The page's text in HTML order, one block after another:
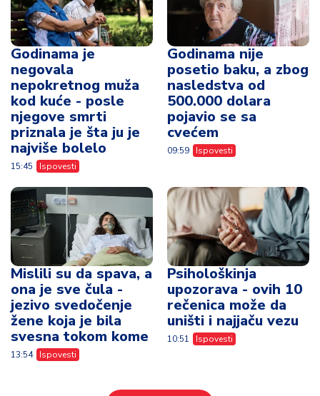
Godinama je
negovala
nepokretnog muža
kod kuće - posle
njegove smrti
priznala je šta ju je
najviše bolelo
15:45 Ispovesti
Godinama nije
posetio baku, a zbog
nasledstva od
500.000 dolara
pojavio se sa
cvećem
09:59 Ispovesti
Mislili su da spava, a
ona je sve čula -
jezivo svedočenje
žene koja je bila
svesna tokom kome
13:54 Ispovesti
Psihološkinja
upozorava - ovih 10
rečenica može da
uništi i najjaču vezu
10:51 Ispovesti